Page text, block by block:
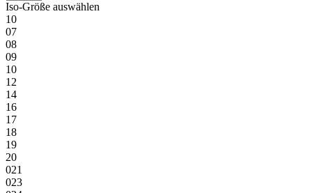
Iso-Größe auswählen
10
07
08
09
10
12
14
16
17
18
19
20
021
023